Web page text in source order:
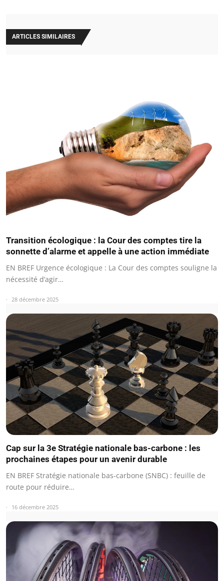
ARTICLES SIMILAIRES
Transition écologique : la Cour des comptes tire la
sonnette d’alarme et appelle à une action immédiate
EN BREF Urgence écologique : La Cour des comptes souligne la
nécessité d’agir…
28 décembre 2025
Cap sur la 3e Stratégie nationale bas-carbone : les
prochaines étapes pour un avenir durable
EN BREF Stratégie nationale bas-carbone (SNBC) : feuille de
route pour réduire…
16 décembre 2025